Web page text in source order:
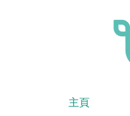
主頁